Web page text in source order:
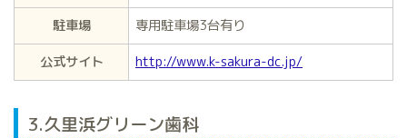
駐車場
専用駐車場3台有り
公式サイト
http://www.k-sakura-dc.jp/
3.久里浜グリーン歯科